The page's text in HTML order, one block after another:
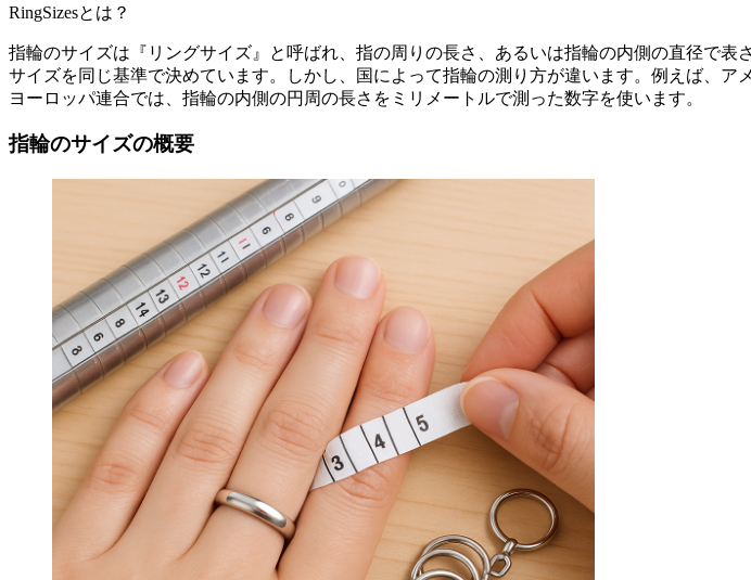
RingSizesとは？
指輪のサイズは『リングサイズ』と呼ばれ、指の周りの長さ、あるいは指輪の内側の直径で
サイズを同じ基準で決めています。しかし、国によって指輪の測り方が違います。例えば、
ヨーロッパ連合では、指輪の内側の円周の長さをミリメートルで測った数字を使います。
指輪のサイズの概要